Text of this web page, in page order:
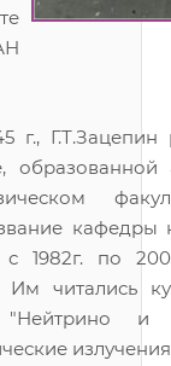
г., Г.Т.Зацепин
кафедры
по
читались
и